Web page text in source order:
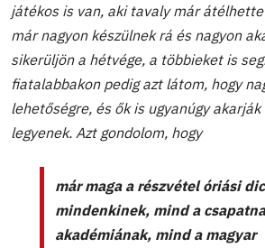
játékos is van, aki tavaly már átélhette
már nagyon készülnek rá és nagyon
sikerüljön a hétvége, a többieket is
fiatalabbakon pedig azt látom, hogy
lehetőségre, és ők is ugyanúgy
legyenek. Azt gondolom, hogy
már maga a részvétel óriási
mindenkinek, mind a
akadémiának, mind a magyar